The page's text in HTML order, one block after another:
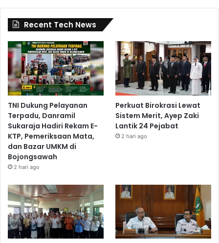
Recent Tech News
TNI Dukung Pelayanan
Terpadu, Danramil
Sukaraja Hadiri Rekam E-
KTP, Pemeriksaan Mata,
dan Bazar UMKM di
Bojongsawah
2 hari ago
Perkuat Birokrasi Lewat
Sistem Merit, Ayep Zaki
Lantik 24 Pejabat
2 hari ago